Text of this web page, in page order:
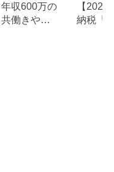
収600万の
働きや子
【2026
納税「
の還元